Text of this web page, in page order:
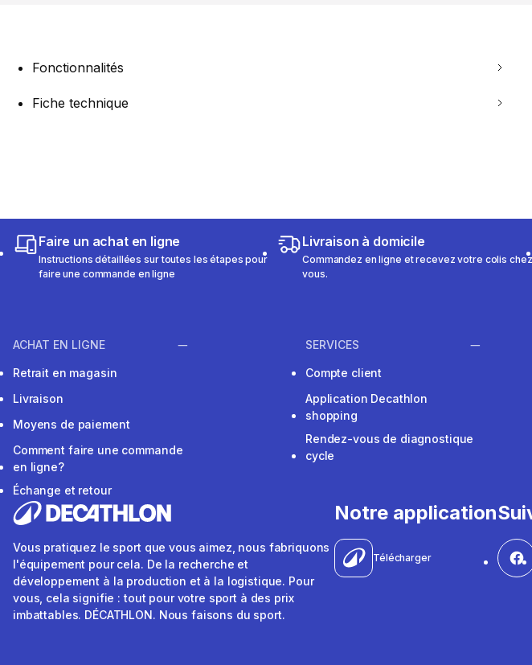
Fonctionnalités
Fiche technique
Faire un achat en ligne
Instructions détaillées sur toutes les étapes pour
faire une commande en ligne
Livraison à domicile
Commandez en ligne et recevez votre colis chez
vous.
ACHAT EN LIGNE
Retrait en magasin
Livraison
Moyens de paiement
Comment faire une commande
en ligne?
Échange et retour
SERVICES
Compte client
Application Decathlon
shopping
Rendez-vous de diagnostique
cycle
Vous pratiquez le sport que vous aimez, nous fabriquons
l'équipement pour cela. De la recherche et
développement à la production et à la logistique. Pour
vous, cela signifie : tout pour votre sport à des prix
imbattables. DÉCATHLON. Nous faisons du sport.
Notre application
Télécharger